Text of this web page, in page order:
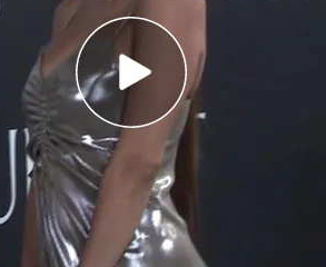
en nuestra cabeza para
por
calumnias con
en la que asegura que el